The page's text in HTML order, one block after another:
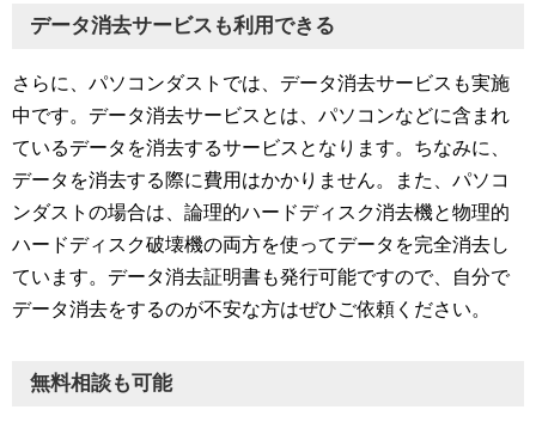
データ消去サービスも利用できる
さらに、パソコンダストでは、データ消去サービスも実施
中です。データ消去サービスとは、パソコンなどに含まれ
ているデータを消去するサービスとなります。ちなみに、
データを消去する際に費用はかかりません。また、パソコ
ンダストの場合は、論理的ハードディスク消去機と物理的
ハードディスク破壊機の両方を使ってデータを完全消去し
ています。データ消去証明書も発行可能ですので、自分で
データ消去をするのが不安な方はぜひご依頼ください。
無料相談も可能